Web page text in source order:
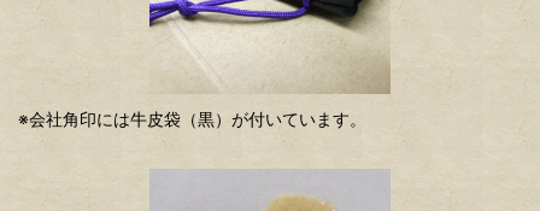
※会社角印には牛皮袋（黒）が付いています。